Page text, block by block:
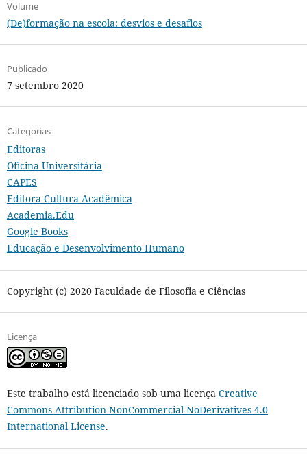
Volume
(De)formação na escola: desvios e desafios
Publicado
7 setembro 2020
Categorias
Editoras
Oficina Universitária
CAPES
Editora Cultura Acadêmica
Academia.Edu
Google Books
Educação e Desenvolvimento Humano
Copyright (c) 2020 Faculdade de Filosofia e Ciências
Licença
Este trabalho está licenciado sob uma licença Creative
Commons Attribution-NonCommercial-NoDerivatives 4.0
International License.